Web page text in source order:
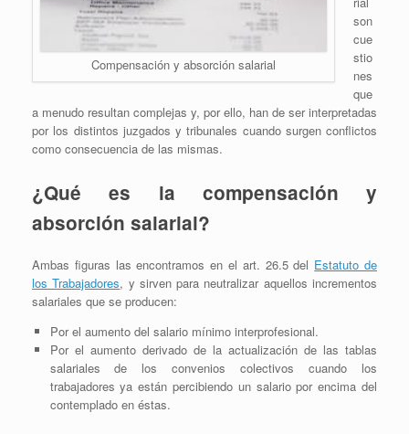
Compensación y absorción salarial
son
cue
stio
nes
que
a menudo resultan complejas y, por ello, han de ser interpretadas
por los distintos juzgados y tribunales cuando surgen conflictos
como consecuencia de las mismas.
¿Qué es la compensación y
absorción salarial?
Ambas figuras las encontramos en el art. 26.5 del Estatuto de
los Trabajadores, y sirven para neutralizar aquellos incrementos
salariales que se producen:
Por el aumento del salario mínimo interprofesional.
Por el aumento derivado de la actualización de las tablas
salariales de los convenios colectivos cuando los
trabajadores ya están percibiendo un salario por encima del
contemplado en éstas.